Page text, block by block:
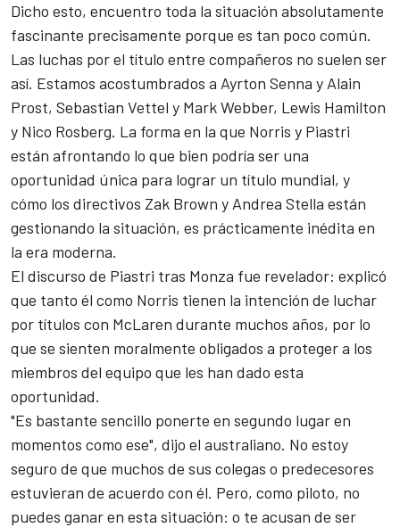
Dicho esto, encuentro toda la situación absolutamente
fascinante precisamente porque es tan poco común.
Las luchas por el título entre compañeros no suelen ser
así. Estamos acostumbrados a Ayrton Senna y Alain
Prost, Sebastian Vettel y Mark Webber, Lewis Hamilton
y Nico Rosberg. La forma en la que Norris y Piastri
están afrontando lo que bien podría ser una
oportunidad única para lograr un título mundial, y
cómo los directivos Zak Brown y Andrea Stella están
gestionando la situación, es prácticamente inédita en
la era moderna.
El discurso de Piastri tras Monza fue revelador: explicó
que tanto él como Norris tienen la intención de luchar
por títulos con McLaren durante muchos años, por lo
que se sienten moralmente obligados a proteger a los
miembros del equipo que les han dado esta
oportunidad.
"Es bastante sencillo ponerte en segundo lugar en
momentos como ese", dijo el australiano. No estoy
seguro de que muchos de sus colegas o predecesores
estuvieran de acuerdo con él. Pero, como piloto, no
puedes ganar en esta situación: o te acusan de ser